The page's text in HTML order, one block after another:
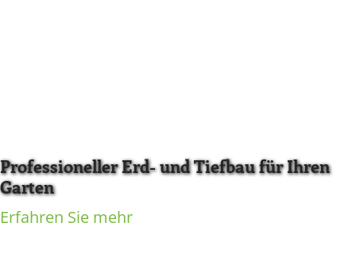
Professioneller Erd- und Tiefbau für Ihren
Garten
Erfahren Sie mehr